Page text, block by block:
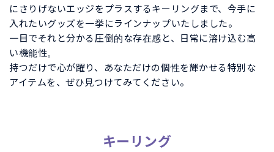
にさりげないエッジをプラスするキーリングまで、今手に
入れたいグッズを一挙にラインナップいたしました。
一目でそれと分かる圧倒的な存在感と、日常に溶け込む高
い機能性。
持つだけで心が躍り、あなただけの個性を輝かせる特別な
アイテムを、ぜひ見つけてみてください。
キーリング